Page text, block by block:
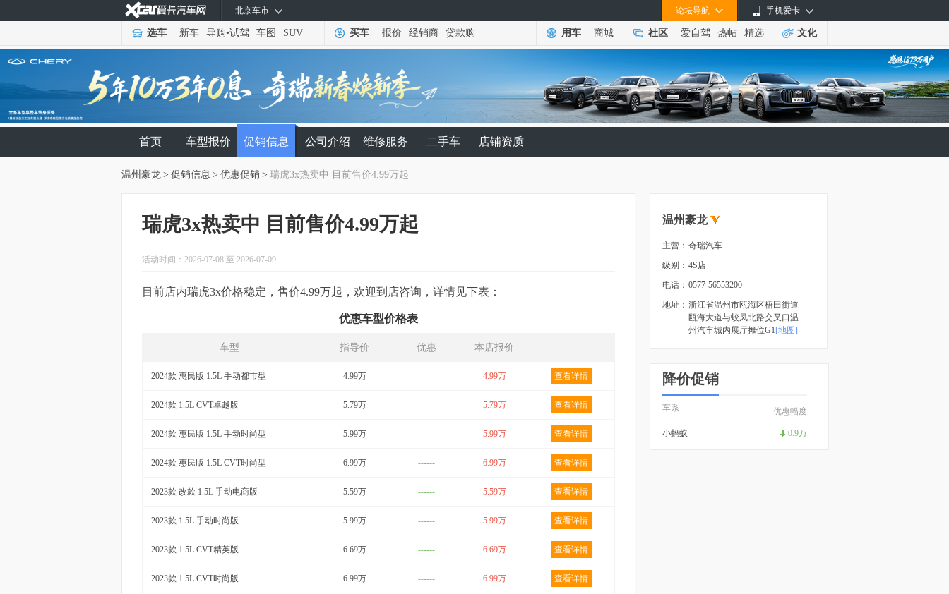
手机爱卡
论坛导航
北京车市
选车 新车 导购•试驾 车图 SUV 买车 报价 经销商 贷款购 用车 商城 社区 爱自驾 热帖 精选 文化
首页 车型报价 促销信息 公司介绍 维修服务 二手车 店铺资质
温州豪龙 > 促销信息 > 优惠促销 > 瑞虎3x热卖中 目前售价4.99万起
瑞虎3x热卖中 目前售价4.99万起
活动时间：2026-07-08 至 2026-07-09
目前店内瑞虎3x价格稳定，售价4.99万起，欢迎到店咨询，详情见下表：
优惠车型价格表
车型 指导价 优惠 本店报价
2024款 惠民版 1.5L 手动都市型 4.99万 ------ 4.99万 查看详情
2024款 1.5L CVT卓越版 5.79万 ------ 5.79万 查看详情
2024款 惠民版 1.5L 手动时尚型 5.99万 ------ 5.99万 查看详情
2024款 惠民版 1.5L CVT时尚型 6.99万 ------ 6.99万 查看详情
2023款 改款 1.5L 手动电商版 5.59万 ------ 5.59万 查看详情
2023款 1.5L 手动时尚版 5.99万 ------ 5.99万 查看详情
2023款 1.5L CVT精英版 6.69万 ------ 6.69万 查看详情
2023款 1.5L CVT时尚版 6.99万 ------ 6.99万 查看详情
温州豪龙
主营： 奇瑞汽车
级别： 4S店
电话： 0577-56553200
地址： 浙江省温州市瓯海区梧田街道
瓯海大道与蛟凤北路交叉口温
州汽车城内展厅摊位G1 [地图]
降价促销
车系 优惠幅度
小蚂蚁 0.9万